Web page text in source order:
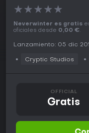
★★★★★
Neverwinter es gratis
oficiales desde 0,00 €.
Lanzamiento: 05 dic
Cryptic Studios
OFFICIAL
Gratis